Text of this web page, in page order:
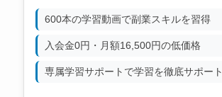
600本の学習動画で副業スキルを習得
入会金0円・月額16,500円の低価格
専属学習サポートで学習を徹底サポート